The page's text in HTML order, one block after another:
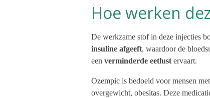
Hoe werken
De werkzame stof in deze injecties
insuline afgeeft, waardoor de
een verminderde eetlust ervaart.
Ozempic is bedoeld voor mensen
overgewicht, obesitas. Deze